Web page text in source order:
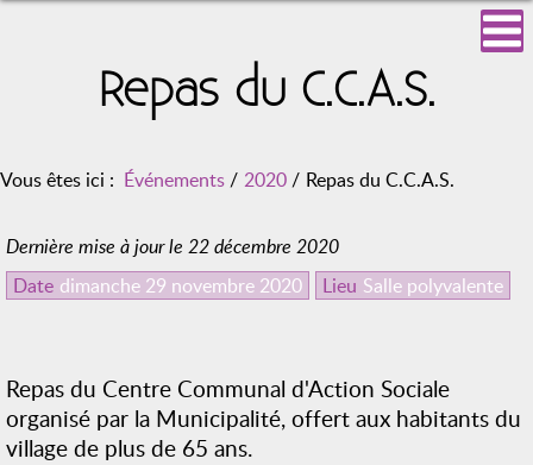
Repas du C.C.A.S.
Vous êtes ici : Événements / 2020 / Repas du C.C.A.S.
Dernière mise à jour le 22 décembre 2020
Date dimanche 29 novembre 2020 Lieu Salle polyvalente
Repas du Centre Communal d'Action Sociale
organisé par la Municipalité, offert aux habitants du
village de plus de 65 ans.